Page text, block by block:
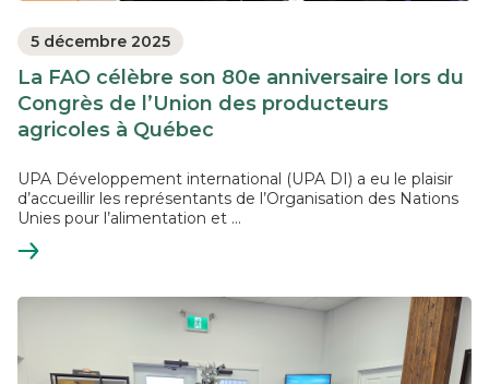
5 décembre 2025
La FAO célèbre son 80e anniversaire lors du
Congrès de l’Union des producteurs
agricoles à Québec
UPA Développement international (UPA DI) a eu le plaisir
d’accueillir les représentants de l’Organisation des Nations
Unies pour l’alimentation et ...
En
plus